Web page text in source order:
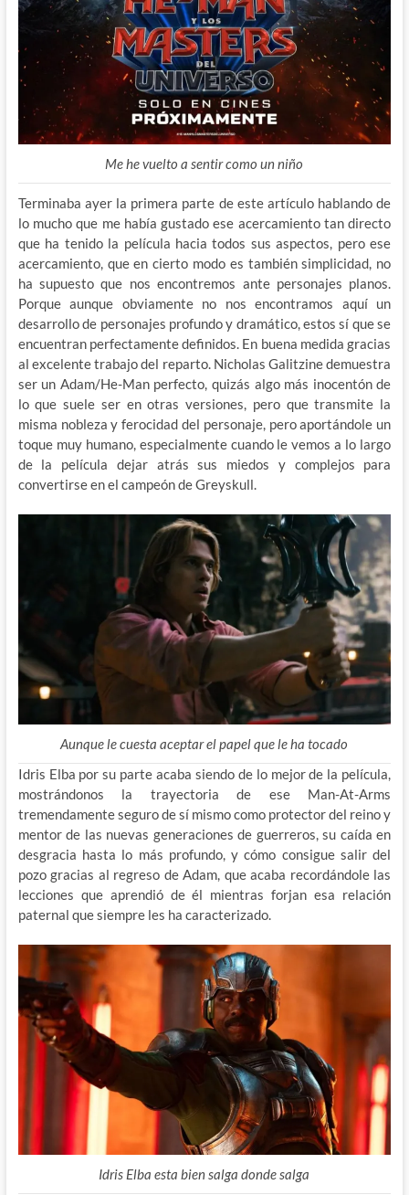
Me he vuelto a sentir como un niño
Terminaba ayer la primera parte de este artículo hablando de
lo mucho que me había gustado ese acercamiento tan directo
que ha tenido la película hacia todos sus aspectos, pero ese
acercamiento, que en cierto modo es también simplicidad, no
ha supuesto que nos encontremos ante personajes planos.
Porque aunque obviamente no nos encontramos aquí un
desarrollo de personajes profundo y dramático, estos sí que se
encuentran perfectamente definidos. En buena medida gracias
al excelente trabajo del reparto. Nicholas Galitzine demuestra
ser un Adam/He-Man perfecto, quizás algo más inocentón de
lo que suele ser en otras versiones, pero que transmite la
misma nobleza y ferocidad del personaje, pero aportándole un
toque muy humano, especialmente cuando le vemos a lo largo
de la película dejar atrás sus miedos y complejos para
convertirse en el campeón de Greyskull.
Aunque le cuesta aceptar el papel que le ha tocado
Idris Elba por su parte acaba siendo de lo mejor de la película,
mostrándonos la trayectoria de ese Man-At-Arms
tremendamente seguro de sí mismo como protector del reino y
mentor de las nuevas generaciones de guerreros, su caída en
desgracia hasta lo más profundo, y cómo consigue salir del
pozo gracias al regreso de Adam, que acaba recordándole las
lecciones que aprendió de él mientras forjan esa relación
paternal que siempre les ha caracterizado.
Idris Elba esta bien salga donde salga